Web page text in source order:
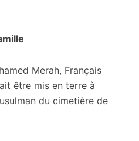
Merah, Français
être mis en terre à
du cimetière de